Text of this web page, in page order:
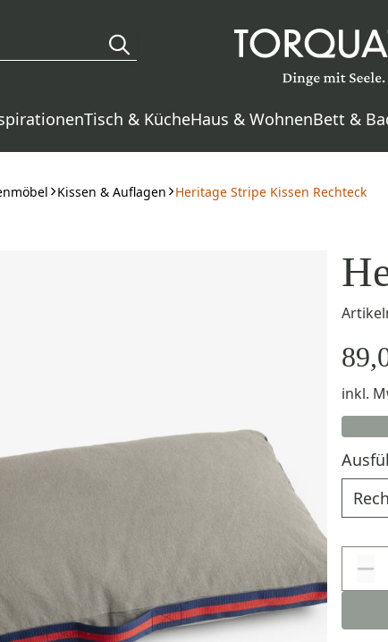
Tisch & KücheHaus & WohnenBett &
Kissen & Auflagen Heritage Stripe Kissen Rechteck
inkl.